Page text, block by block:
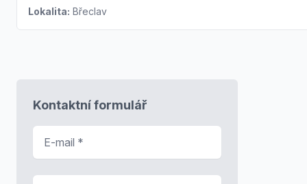
Lokalita: Břeclav
Kontaktní formulář